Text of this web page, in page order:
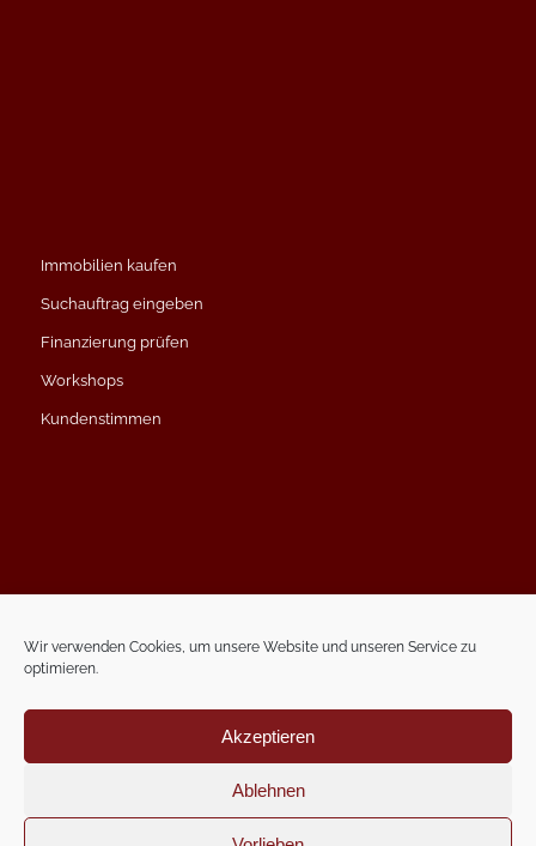
Wir verwenden Cookies, um unsere Website und unseren Service zu
optimieren.
Akzeptieren
Ablehnen
Immobilien kaufen
Suchauftrag eingeben
Finanzierung prüfen
Workshops
Kundenstimmen
Datenschutzerklärung